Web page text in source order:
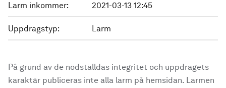
Larm inkommer: 2021-03-13 12:45
Uppdragstyp: Larm
På grund av de nödställdas integritet och uppdragets
karaktär publiceras inte alla larm på hemsidan. Larmen